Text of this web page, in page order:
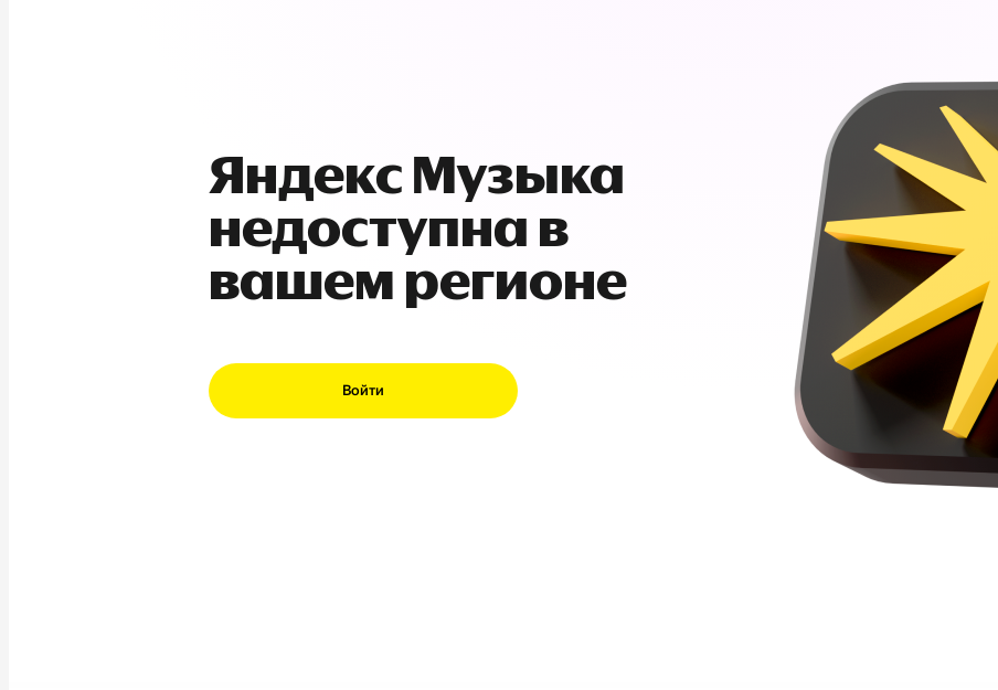
Яндекс Музыка
недоступна в
вашем регионе
Войти